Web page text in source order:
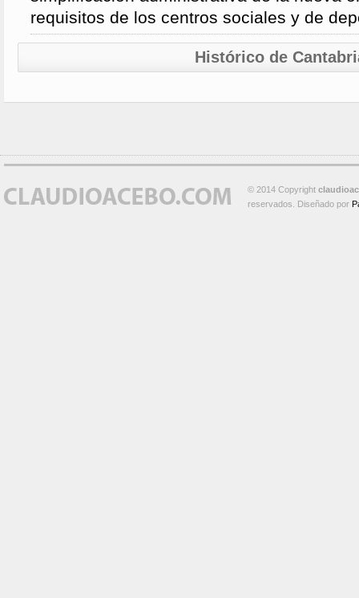
requisitos de los centros sociales y de
Histórico de
© 2014 Copyright
reservados. Diseñado por